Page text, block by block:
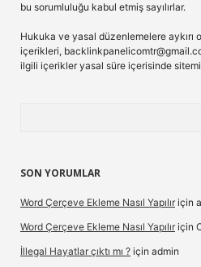
bu sorumluluğu kabul etmiş sayılırlar.
Hukuka ve yasal düzenlemelere aykırı
içerikleri,
ilgili içerikler yasal süre içerisinde
SON YORUMLAR
Word Çerçeve Ekleme Nasıl Yapılır için
Word Çerçeve Ekleme Nasıl Yapılır için
İllegal Hayatlar çıktı mı ? için admin